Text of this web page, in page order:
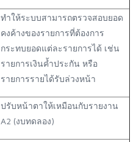
ทำให้ระบบสามารถตรวจสอบยอด
คงค้างของรายการที่ต้องการ
กระทบยอดแต่ละรายการได้ เช่น
รายการเงินค้ำประกัน หรือ
รายการรายได้รับล่วงหน้า
ปรับหน้าตาให้เหมือนกับรายงาน
A2 (งบทดลอง)